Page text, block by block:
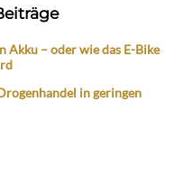
Akku – oder wie das E-Bike
in geringen